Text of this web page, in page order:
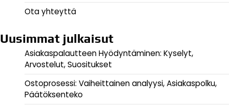
Ota yhteyttä
Uusimmat julkaisut
Asiakaspalautteen Hyödyntäminen: Kyselyt,
Arvostelut, Suositukset
Ostoprosessi: Vaiheittainen analyysi, Asiakaspolku,
Päätöksenteko